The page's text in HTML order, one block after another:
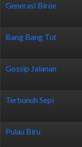
Generasi Biroe
Bang Bang Tut
Gossip Jalanan
Terbunuh Sepi
Pulau Biru